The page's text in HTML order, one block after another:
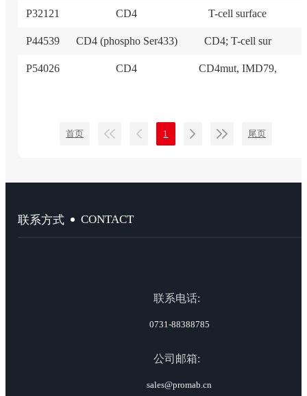
P32121 CD4 T-cell surface
P44539 CD4 (phospho Ser433) CD4; T-cell sur
P54026 CD4 CD4mut, IMD79,
首页 1 尾页
联系方式 CONTACT
联系电话:
0731-88388785
公司邮箱:
sales@promab.cn